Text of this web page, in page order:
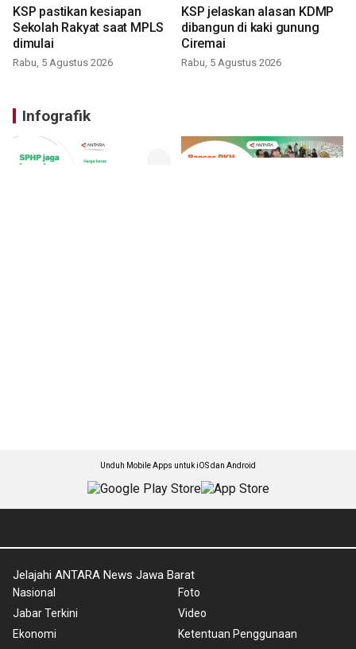
KSP pastikan kesiapan
Sekolah Rakyat saat MPLS
dimulai
Rabu, 5 Agustus 2026
KSP jelaskan alasan KDMP
dibangun di kaki gunung
Ciremai
Rabu, 5 Agustus 2026
Infografik
Unduh Mobile Apps untuk iOS dan Android
Jelajahi ANTARA News Jawa Barat
Nasional
Jabar Terkini
Ekonomi
Foto
Video
Ketentuan Penggunaan